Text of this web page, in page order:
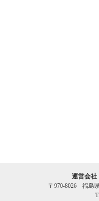
運営会
〒970-8026 福島